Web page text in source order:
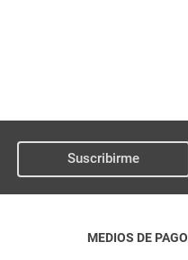
Suscribirme
MEDIOS DE PAGO